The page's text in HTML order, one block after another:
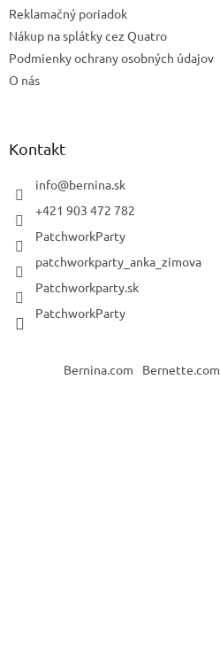
Reklamačný poriadok
Nákup na splátky cez Quatro
Podmienky ochrany osobných údajov
O nás
Kontakt
info@bernina.sk
+421 903 472 782
PatchworkParty
patchworkparty_anka_zimova
Patchworkparty.sk
PatchworkParty
Bernina.com Bernette.com